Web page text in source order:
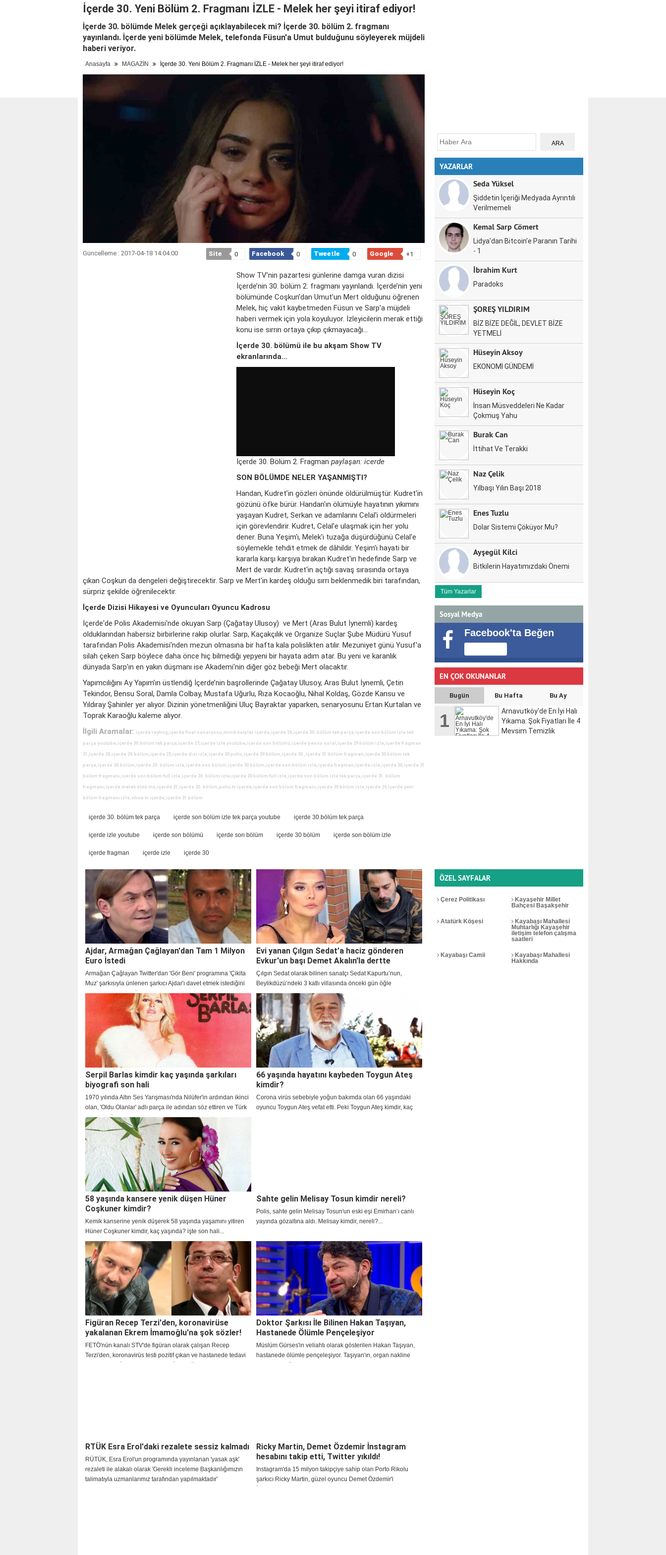
İçerde 30. Yeni Bölüm 2. Fragmanı İZLE - Melek her şeyi itiraf ediyor!
İçerde 30. bölümde Melek gerçeği açıklayabilecek mi? İçerde 30. bölüm 2. fragmanı
yayınlandı. İçerde yeni bölümde Melek, telefonda Füsun'a Umut bulduğunu söyleyerek müjdeli
haberi veriyor.
Anasayfa MAGAZİN İçerde 30. Yeni Bölüm 2. Fragmanı İZLE - Melek her şeyi itiraf ediyor!
Güncelleme : 2017-04-18 14:04:00 Site 0 Facebook 0 Tweetle 0 Google +1
Show TV’nin pazartesi günlerine damga vuran dizisi
İçerde’nin 30. bölüm 2. fragmanı yayınlandı. İçerde’nin yeni
bölümünde Coşkun’dan Umut’un Mert olduğunu öğrenen
Melek, hiç vakit kaybetmeden Füsun ve Sarp’a müjdeli
haberi vermek için yola koyuluyor. İzleyicilerin merak ettiği
konu ise sırrın ortaya çıkıp çıkmayacağı…
İçerde 30. bölümü ile bu akşam Show TV
ekranlarında…
İçerde 30. Bölüm 2. Fragman paylaşan: icerde
SON BÖLÜMDE NELER YAŞANMIŞTI?
Handan, Kudret’in gözleri önünde öldürülmüştür. Kudret'in
gözünü öfke bürür. Handan'ın ölümüyle hayatının yıkımını
yaşayan Kudret, Serkan ve adamlarını Celal'i öldürmeleri
için görevlendirir. Kudret, Celal'e ulaşmak için her yolu
dener. Buna Yeşim'i, Melek'i tuzağa düşürdüğünü Celal'e
söylemekle tehdit etmek de dâhildir. Yeşim'i hayati bir
kararla karşı karşıya bırakan Kudret'in hedefinde Sarp ve
Mert de vardır. Kudret'in açtığı savaş sırasında ortaya
çıkan Coşkun da dengeleri değiştirecektir. Sarp ve Mert'in kardeş olduğu sırrı beklenmedik biri tarafından,
sürpriz şekilde öğrenilecektir.
İçerde Dizisi Hikayesi ve Oyuncuları Oyuncu Kadrosu
İçerde'de Polis Akademisi'nde okuyan Sarp (Çağatay Ulusoy) ve Mert (Aras Bulut İynemli) kardeş
olduklarından habersiz birbirlerine rakip olurlar. Sarp, Kaçakçılık ve Organize Suçlar Şube Müdürü Yusuf
tarafından Polis Akademisi'nden mezun olmasına bir hafta kala polislikten atılır. Mezuniyet günü Yusuf'a
silah çeken Sarp böylece daha önce hiç bilmediği yepyeni bir hayata adım atar. Bu yeni ve karanlık
dünyada Sarp'ın en yakın düşmanı ise Akademi'nin diğer göz bebeği Mert olacaktır.
Yapımcılığını Ay Yapım’ın üstlendiğ İçerde’nin başrollerinde Çağatay Ulusoy, Aras Bulut İynemli, Çetin
Tekindor, Bensu Soral, Damla Colbay, Mustafa Uğurlu, Rıza Kocaoğlu, Nihal Koldaş, Gözde Kansu ve
Yıldıray Şahinler yer alıyor. Dizinin yönetmenliğini Uluç Bayraktar yaparken, senaryosunu Ertan Kurtalan ve
Toprak Karaoğlu kaleme alıyor.
İlgili Aramalar: içerde reyting,içerde final senaryosu,minik kalpler içerde,içerde 26,içerde 30. bölüm tek parça,içerde son bölüm izle tek
parça youtube,içerde 30.bölüm tek parça,içerde 27,içerde izle youtube,içerde son bölümü,içerde bensu soral,içerde 29 bölüm izle,içerde fragman
31,içerde 28,içerde 29.bölüm,içerde 25,içerde dizi izle,içerde 30 puhu,içerde 29 bölüm,içerde 30.,içerde 31.bölüm fragman,içerde 30 bölüm tek
parça,içerde 30.bölüm,içerde 29. bölüm izle,içerde son bölüm,içerde 30 bölüm,içerde son bölüm izle,içerde fragman,içerde izle,içerde 30,içerde 31
bölüm fragmanı,içerde son bölüm full izle,içerde 30. bölüm izle,içerde 30 bölüm full izle,içerde son bölüm izle tek parça,içerde 31. bölüm
fragmanı,içerde melek öldü mü,içerde 31,içerde 30. bölüm,puhu tv içerde,içerde son bölüm fragmanı,içerde 30 bölüm izle,içerde 29,içerde yeni
bölüm fragmanı izle,show tv içerde,içerde 31 bölüm
içerde 30. bölüm tek parça içerde son bölüm izle tek parça youtube içerde 30.bölüm tek parça
içerde izle youtube içerde son bölümü içerde son bölüm içerde 30 bölüm içerde son bölüm izle
içerde fragman içerde izle içerde 30
Ajdar, Armağan Çağlayan'dan Tam 1 Milyon
Euro İstedi
Armağan Çağlayan Twitter'dan 'Gör Beni' programına 'Çikita
Muz' şarkısıyla ünlenen şarkıcı Ajdar'ı davet etmek istediğini
açıkladı. Ancak Çağlayan, Ajdar'ın programa katılması için
kendisinden 1 milyon Avro istediğini söyledi.
Evi yanan Çılgın Sedat’a haciz gönderen
Evkur'un başı Demet Akalın'la dertte
Çılgın Sedat olarak bilinen sanatçı Sedat Kapurtu’nun,
Beylikdüzü’ndeki 3 katlı villasında önceki gün öğle
saatlerinde büyük bir yangın çıkmıştı. Evi tamamen yanan ve
yangında her şeyini kaybeden Çılgın Sedat'a haciz gönderen
Evkur'u, ünlü sanatçı Demet Akalın Twitter'dan deşifre etti.
Serpil Barlas kimdir kaç yaşında şarkıları
biyografi son hali
1970 yılında Altın Ses Yarışması'nda Nilüfer'in ardından ikinci
olan, 'Oldu Olanlar' adlı parça ile adından söz ettiren ve Türk
pop müziğinin tanınmış seslerinden olan Serpil Barlas
hayatını kaybetti. Peki Serpil Barlas kimdir?
66 yaşında hayatını kaybeden Toygun Ateş
kimdir?
Corona virüs sebebiyle yoğun bakımda olan 66 yaşındaki
oyuncu Toygun Ateş vefat etti. Peki Toygun Ateş kimdir, kaç
58 yaşında kansere yenik düşen Hüner
Coşkuner kimdir?
Kemik kanserine yenik düşerek 58 yaşında yaşamını yitiren
Hüner Coşkuner kimdir, kaç yaşında? işte son hali...
Sahte gelin Melisay Tosun kimdir nereli?
Polis, sahte gelin Melisay Tosun'un eski eşi Emirhan’ı canlı
yayında gözaltına aldı. Melisay kimdir, nereli?...
Figüran Recep Terzi'den, koronavirüse
yakalanan Ekrem İmamoğlu'na şok sözler!
FETÖ'nün kanalı STV'de figüran olarak çalışan Recep
Terzi'den, koronavirüs testi pozitif çıkan ve hastanede tedavi
Doktor Şarkısı İle Bilinen Hakan Taşıyan,
Hastanede Ölümle Pençeleşiyor
Müslüm Gürses'in veliahtı olarak gösterilen Hakan Taşıyan,
hastanede ölümle pençeleşiyor. Taşıyan'ın, organ nakline
RTÜK Esra Erol'daki rezalete sessiz kalmadı
RÜTÜK, Esra Erol'un programında yayınlanan 'yasak aşk'
rezaleti ile alakalı olarak 'Gerekli inceleme Başkanlığımızın
talimatıyla uzmanlarımız tarafından yapılmaktadır'
Ricky Martin, Demet Özdemir İnstagram
hesabını takip etti, Twitter yıkıldı!
Instagram'da 15 milyon takipçiye sahip olan Porto Rikolu
şarkıcı Ricky Martin, güzel oyuncu Demet Özdemir'i
YAZARLAR
Seda Yüksel
Şiddetin İçeriği Medyada Ayrıntılı
Verilmemeli
Kemal Sarp Cömert
Lidya'dan Bitcoin'e Paranın Tarihi
- 1
İbrahim Kurt
Paradoks
ŞOREŞ YILDIRIM
BİZ BİZE DEĞİL, DEVLET BİZE
YETMELİ
Hüseyin Aksoy
EKONOMİ GÜNDEMİ
Hüseyin Koç
İnsan Müsveddeleri Ne Kadar
Çokmuş Yahu
Burak Can
İttihat Ve Terakki
Naz Çelik
Yılbaşı Yılın Başı 2018
Enes Tuzlu
Dolar Sistemi Çöküyor Mu?
Ayşegül Kilci
Bitkilerin Hayatımızdaki Önemi
Tüm Yazarlar
Sosyal Medya
Facebook'ta Beğen
EN ÇOK OKUNANLAR
Bugün Bu Hafta Bu Ay
1
Arnavutköy'de En İyi Halı
Yıkama: Şok Fiyatları İle 4
Mevsim Temizlik
ÖZEL SAYFALAR
Çerez Politikası
Kayaşehir Millet
Bahçesi Başakşehir
Atatürk Köşesi
Kayabaşı Mahallesi
Muhtarlığı Kayaşehir
iletişim telefon çalışma
saatleri
Kayabaşı Camii
Kayabaşı Mahallesi
Hakkında